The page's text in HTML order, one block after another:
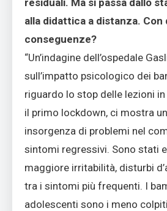
alla didattica a distanza. Con
conseguenze?
“Un’indagine dell’ospedale
sull’impatto psicologico dei
riguardo lo stop delle lezioni
il primo lockdown, ci mostra
insorgenza di problemi nel
sintomi regressivi. Sono stati
maggiore irritabilità, disturbi
tra i sintomi più frequenti. I
adolescenti sono i meno